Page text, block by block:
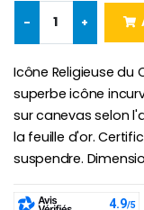
€4.90
- +
Icône Religieuse du
superbe icône
sur canevas selon
la feuille d'or.
suspendre.